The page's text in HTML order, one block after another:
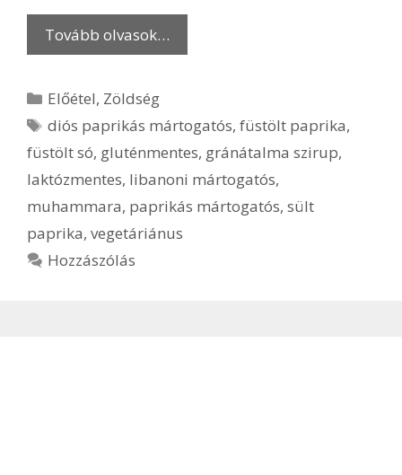
Tovább olvasok…
Kategória
Előétel, Zöldség
Címkék
diós paprikás mártogatós,füstölt paprika,
füstölt só, gluténmentes, gránátalma szirup,
laktózmentes, libanoni mártogatós,
muhammara, paprikás mártogatós, sült
paprika, vegetáriánus
Hozzászólás